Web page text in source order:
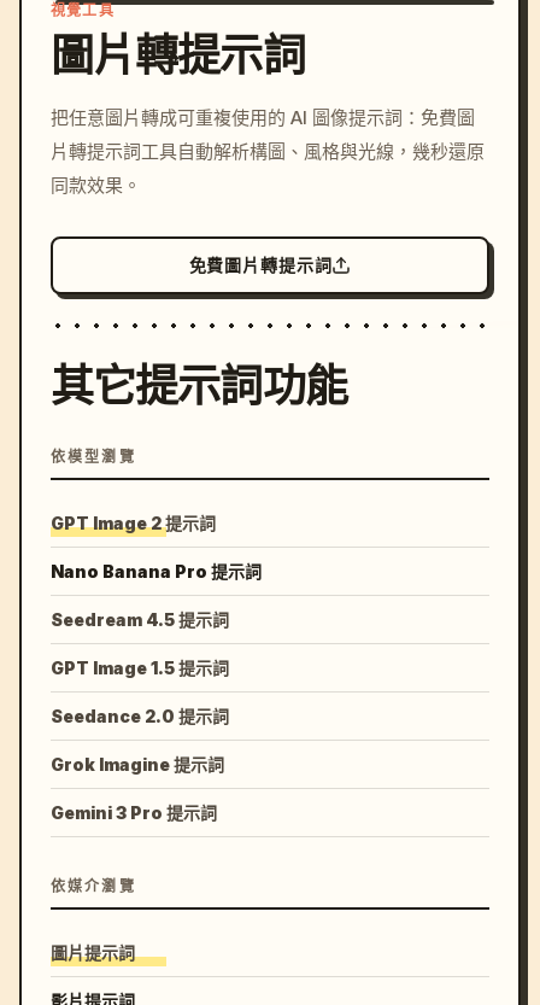
c, cyberpunk sunset, neon
colors, 8k --v 6.0
視覺工具
圖片轉提示詞
把任意圖片轉成可重複使用的 AI 圖像提示詞：免費圖
片轉提示詞工具自動解析構圖、風格與光線，幾秒還原
同款效果。
免費圖片轉提示詞
其它提示詞功能
依模型瀏覽
GPT Image 2 提示詞
Nano Banana Pro 提示詞
Seedream 4.5 提示詞
GPT Image 1.5 提示詞
Seedance 2.0 提示詞
Grok Imagine 提示詞
Gemini 3 Pro 提示詞
依媒介瀏覽
圖片提示詞
影片提示詞